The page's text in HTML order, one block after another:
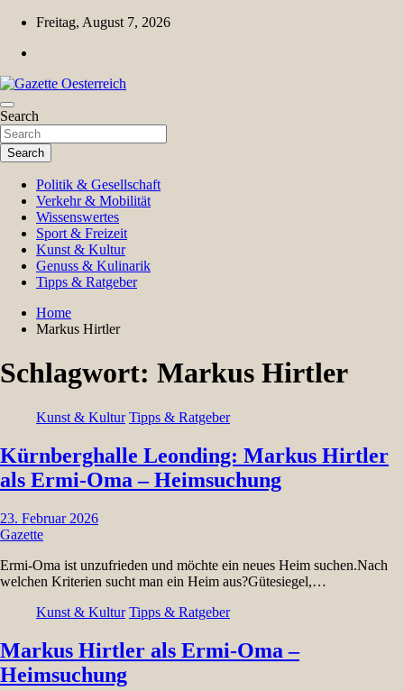
Skip
content
Freitag, August 7, 2026
Gazette Oesterreich
Magazin für Freizeit, Politik, Kultur & Wissenschaft
Search
Search
Politik & Gesellschaft
Verkehr & Mobilität
Wissenswertes
Sport & Freizeit
Kunst & Kultur
Genuss & Kulinarik
Tipps & Ratgeber
Home
Markus Hirtler
Schlagwort: Markus Hirtler
Kunst & Kultur Tipps & Ratgeber
Kürnberghalle Leonding: Markus Hirtler
als Ermi-Oma – Heimsuchung
23. Februar 2026
Gazette
Ermi-Oma ist unzufrieden und möchte ein neues Heim suchen.Nach
welchen Kriterien sucht man ein Heim aus?Gütesiegel,…
Kunst & Kultur Tipps & Ratgeber
Markus Hirtler als Ermi-Oma –
Heimsuchung